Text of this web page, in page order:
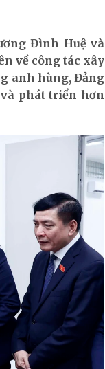
Đình Huệ và
về công tác xây
anh hùng, Đảng
phát triển hơn